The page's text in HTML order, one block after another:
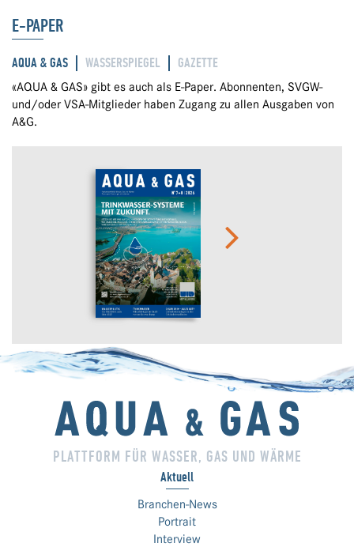
E-PAPER
AQUA & GAS WASSERSPIEGEL GAZETTE
«AQUA & GAS» gibt es auch als E-Paper. Abonnenten, SVGW-
und/oder VSA-Mitglieder haben Zugang zu allen Ausgaben von
A&G.
PLATTFORM FÜR WASSER, GAS UND WÄRME
Aktuell
Branchen-News
Portrait
Interview